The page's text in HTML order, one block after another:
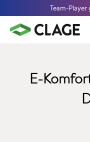
Team-Player
E-